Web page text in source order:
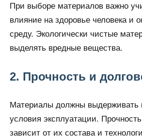
При выборе материалов важно
влияние на здоровье человека и
среду. Экологически чистые
выделять вредные вещества.
2. Прочность и
Материалы должны выдерживать
условия эксплуатации.
зависит от их состава и